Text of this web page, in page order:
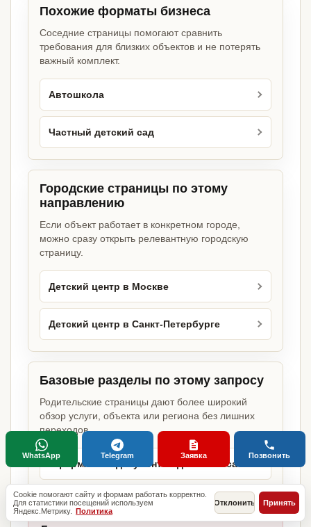
Похожие форматы бизнеса
Соседние страницы помогают сравнить
требования для близких объектов и не потерять
важный комплект.
Автошкола
Частный детский сад
Городские страницы по этому
направлению
Если объект работает в конкретном городе,
можно сразу открыть релевантную городскую
страницу.
Детский центр в Москве
Детский центр в Санкт-Петербурге
Базовые разделы по этому запросу
Родительские страницы дают более широкий
обзор услуги, объекта или региона без лишних
переходов.
Оформление документов для бизнеса
Cookie помогают сайту и формам работать корректно.
Для статистики посещений используем
Яндекс.Метрику. Политика
Отклонить Принять
WhatsApp Telegram Заявка Позвонить